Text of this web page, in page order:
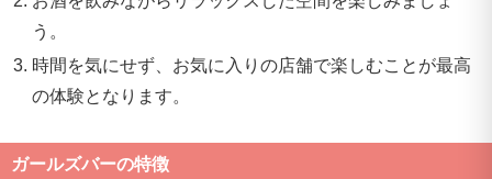
う。
時間を気にせず、お気に入りの店舗で楽しむことが最高
の体験となります。
ガールズバーの特徴